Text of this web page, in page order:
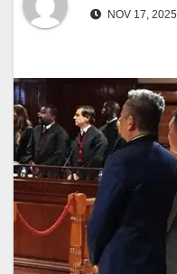
NOV 17, 2025